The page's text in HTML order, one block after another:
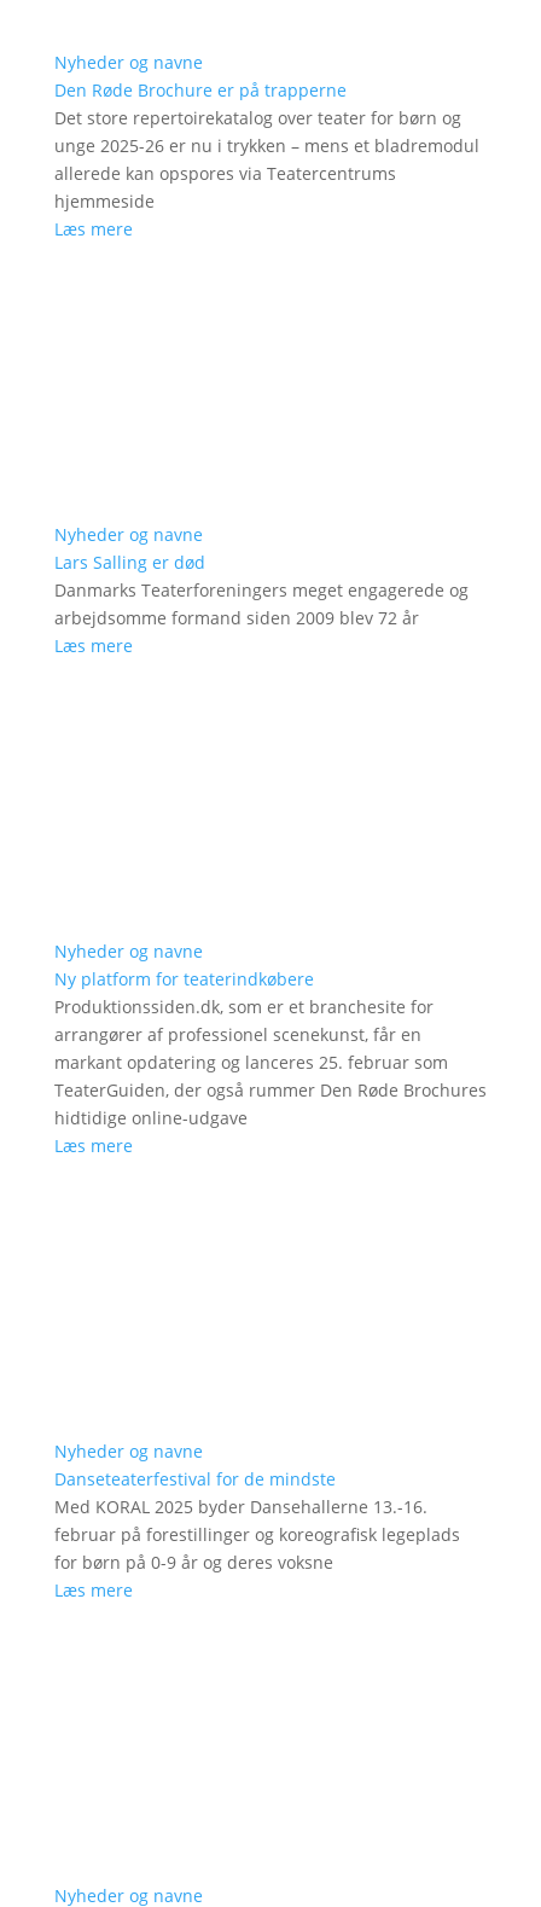
Nyheder og navne
Den Røde Brochure er på trapperne
Det store repertoirekatalog over teater for børn og
unge 2025-26 er nu i trykken – mens et bladremodul
allerede kan opspores via Teatercentrums
hjemmeside
Læs mere
Nyheder og navne
Lars Salling er død
Danmarks Teaterforeningers meget engagerede og
arbejdsomme formand siden 2009 blev 72 år
Læs mere
Nyheder og navne
Ny platform for teaterindkøbere
Produktionssiden.dk, som er et branchesite for
arrangører af professionel scenekunst, får en
markant opdatering og lanceres 25. februar som
TeaterGuiden, der også rummer Den Røde Brochures
hidtidige online-udgave
Læs mere
Nyheder og navne
Danseteaterfestival for de mindste
Med KORAL 2025 byder Dansehallerne 13.-16.
februar på forestillinger og koreografisk legeplads
for børn på 0-9 år og deres voksne
Læs mere
Nyheder og navne